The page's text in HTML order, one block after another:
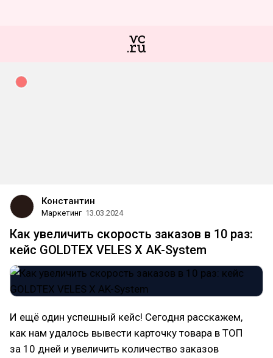
Константин
Маркетинг 13.03.2024
Как увеличить скорость заказов в 10 раз:
кейс GOLDTEX VELES X AK-System
И ещё один успешный кейс! Сегодня расскажем,
как нам удалось вывести карточку товара в ТОП
за 10 дней и увеличить количество заказов